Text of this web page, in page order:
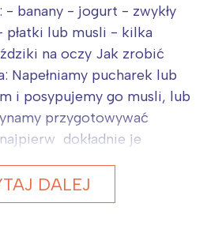
- banany - jogurt - zwykły
lub musli - kilka
na oczy Jak zrobić
Napełniamy pucharek lub
i posypujemy go musli, lub
przygotowywać
dokładnie je
DALEJ